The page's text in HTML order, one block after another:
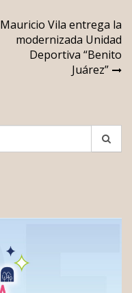
Mauricio Vila entrega la
modernizada Unidad
Deportiva “Benito
Juárez”